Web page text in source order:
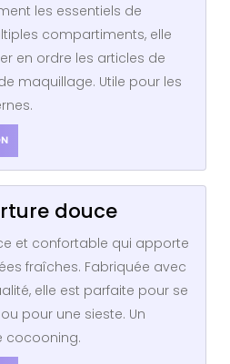
les essentiels de
compartiments, elle
en ordre les articles de
maquillage. Utile pour les
douce
et confortable qui apporte
fraîches. Fabriquée avec
elle est parfaite pour se
pour une sieste. Un
cocooning.